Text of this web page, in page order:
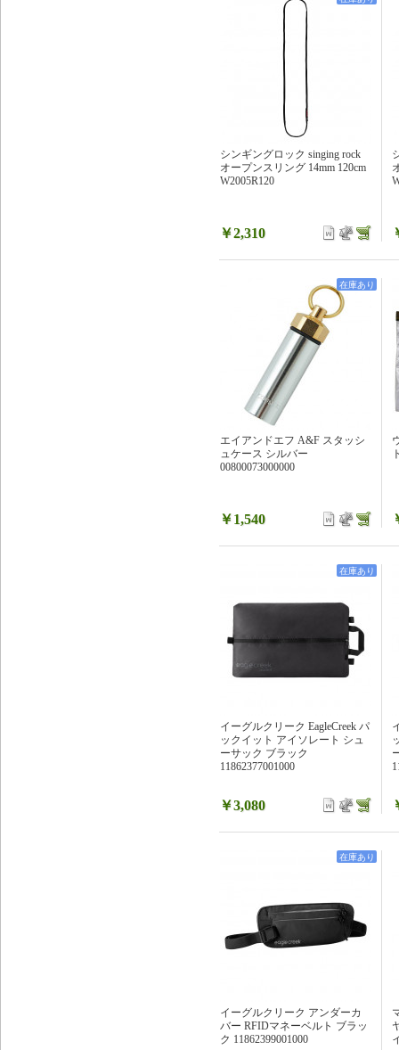
シンギングロック singing rock
オープンスリング 14mm 120cm
W2005R120
￥2,310
エイアンドエフ A&F スタッシ
ュケース シルバー
00800073000000
￥1,540
在庫あり
イーグルクリーク EagleCreek パ
ックイット アイソレート シュ
ーサック ブラック
11862377001000
￥3,080
在庫あり
イーグルクリーク アンダーカ
バー RFIDマネーベルト ブラッ
ク 11862399001000
在庫あり